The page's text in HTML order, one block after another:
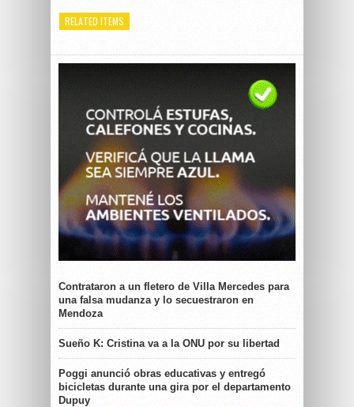
RELATED ITEMS
Contrataron a un fletero de Villa Mercedes para
una falsa mudanza y lo secuestraron en
Mendoza
Sueño K: Cristina va a la ONU por su libertad
Poggi anunció obras educativas y entregó
bicicletas durante una gira por el departamento
Dupuy